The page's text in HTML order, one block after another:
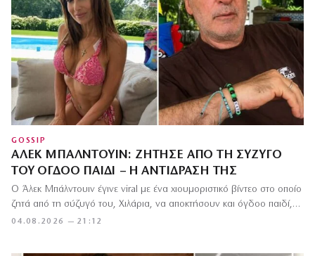
GOSSIP
ΆΛΕΚ ΜΠΆΛΝΤΟΥΙΝ: ΖΉΤΗΣΕ ΑΠΌ ΤΗ ΣΎΖΥΓΌ
ΤΟΥ ΌΓΔΟΟ ΠΑΙΔΊ – Η ΑΝΤΊΔΡΑΣΉ ΤΗΣ
04.08.2026 — 21:12
Ο Άλεκ Μπάλντουιν έγινε viral με ένα χιουμοριστικό βίντεο στο οποίο
ζητά από τη σύζυγό του, Χιλάρια, να αποκτήσουν και όγδοο παιδί,…